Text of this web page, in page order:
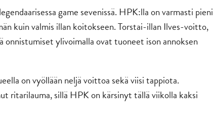
game sevenissä. HPK:lla on varmasti pieni
kuin valmis illan koitokseen. Torstai-illan Ilves-voitto,
ylivoimalla ovat tuoneet ison annoksen
on vyöllään neljä voittoa sekä viisi tappiota.
ritarilauma, sillä HPK on kärsinyt tällä viikolla kaksi